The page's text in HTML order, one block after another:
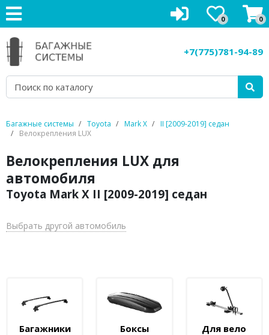
0 0
+7(775)781-94-89
Багажные системы Toyota Mark X
II [2009-2019] седан
Велокрепления LUX
Велокрепления LUX для
автомобиля
Toyota Mark X II [2009-2019] седан
Выбрать другой автомобиль
Багажники Боксы Для вело
Багажники на крышу
Рейлинги на крышу
Боксы на крышу
Велокрепления
Грузовые корзины
Аксессуары
Услуги